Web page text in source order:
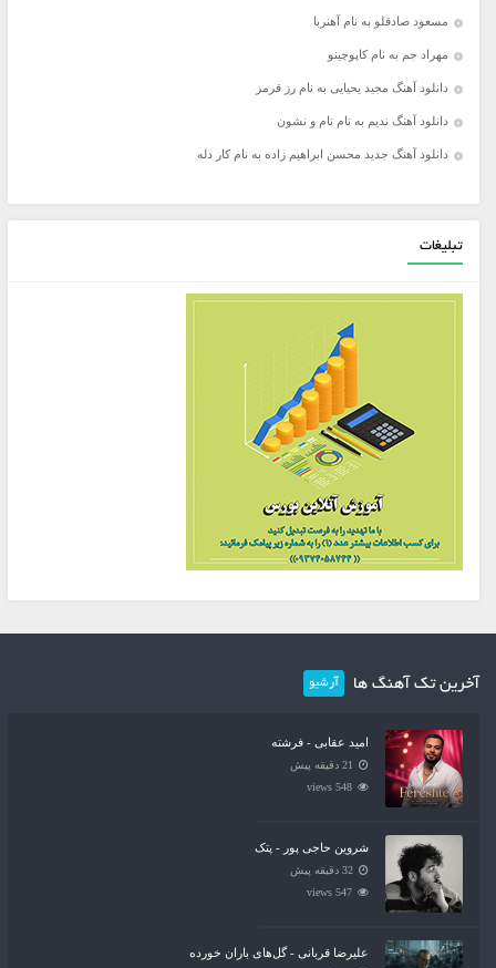
مسعود صادقلو به نام آهنربا
مهراد جم به نام کاپوچینو
دانلود آهنگ مجید یحیایی به نام رز قرمز
دانلود آهنگ ندیم به نام نام و نشون
دانلود آهنگ جدید محسن ابراهیم زاده به نام کار دله
تبلیغات
آخرین تک آهنگ ها آرشیو
امید عقابی - فرشته
21 دقیقه پیش
548 views
شروین حاجی پور - پتک
32 دقیقه پیش
547 views
علیرضا قربانی - گل‌های باران خورده